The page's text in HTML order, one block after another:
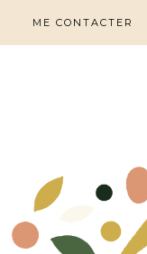
ME CONTACTER